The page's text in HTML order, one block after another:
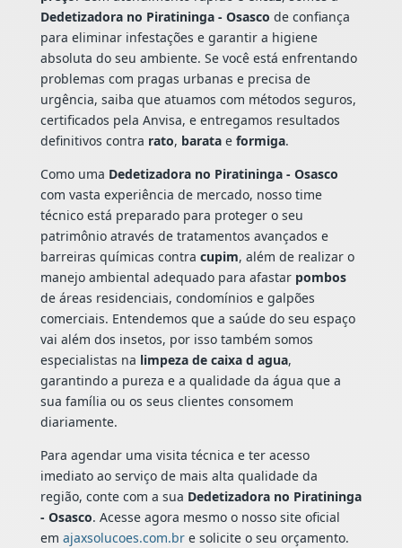
Dedetizadora no Piratininga - Osasco de confiança
para eliminar infestações e garantir a higiene
absoluta do seu ambiente. Se você está enfrentando
problemas com pragas urbanas e precisa de
urgência, saiba que atuamos com métodos seguros,
certificados pela Anvisa, e entregamos resultados
definitivos contra rato, baratae formiga.
Como uma Dedetizadora no Piratininga - Osasco
com vasta experiência de mercado, nosso time
técnico está preparado para proteger o seu
patrimônio através de tratamentos avançados e
barreiras químicas contra cupim, além de realizar o
manejo ambiental adequado para afastar pombos
de áreas residenciais, condomínios e galpões
comerciais. Entendemos que a saúde do seu espaço
vai além dos insetos, por isso também somos
especialistas na limpeza de caixa d agua,
garantindo a pureza e a qualidade da água que a
sua família ou os seus clientes consomem
diariamente.
Para agendar uma visita técnica e ter acesso
imediato ao serviço de mais alta qualidade da
região, conte com a sua Dedetizadora no Piratininga
- Osasco. Acesse agora mesmo o nosso site oficial
em ajaxsolucoes.com.bre solicite o seu orçamento.